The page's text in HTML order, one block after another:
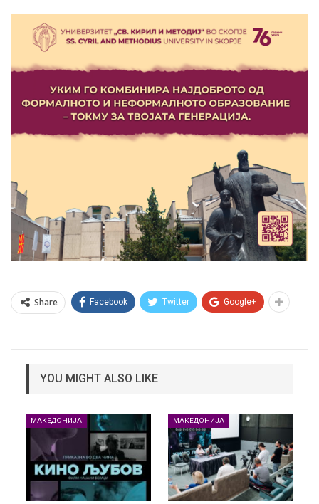
Share Facebook Twitter Google+
YOU MIGHT ALSO LIKE
МАКЕДОНИЈА МАКЕДОНИЈА